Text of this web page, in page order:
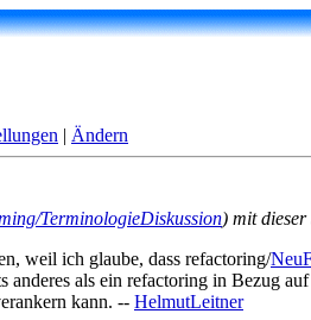
| Ändern
TerminologieDiskussion) mit dieser
weil ich glaube, dass refactoring/
als ein refactoring in Bezug
kann. -- HelmutLeitner